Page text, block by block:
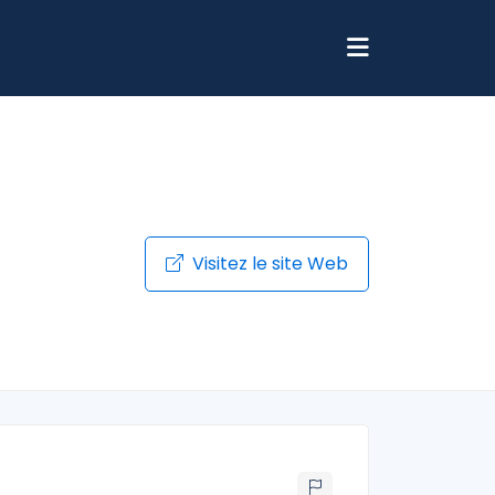
Visitez le site Web